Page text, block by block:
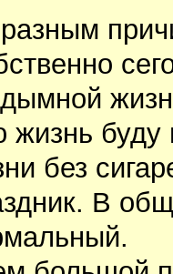
жизнь буду
без
В